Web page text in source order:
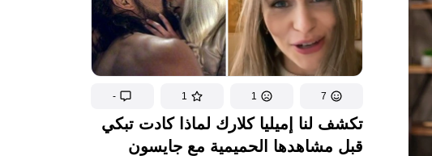
7
1
1
-
تكشف لنا إميليا كلارك لماذا كادت تبكي
قبل مشاهدها الحميمية مع جايسون